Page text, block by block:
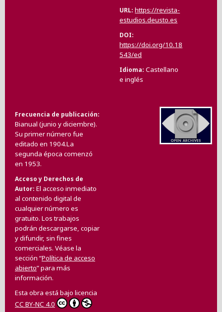
URL https://revista-
estudios.deusto.es
DOI
https://doi.org/10.18
543/ed
Idioma Castellano
e inglés
Frecuencia de publicación
Bianual (junio y diciembre).
Su primer número fue
editado en 1904.La
segunda época comenzó
en 1953.
Acceso y Derechos de
Autor El acceso inmediato
al contenido digital de
cualquier número es
gratuito. Los trabajos
podrán descargarse, copiar
y difundir, sin fines
comerciales. Véase la
sección “Política de acceso
abierto” para más
información.
Esta obra está bajo licencia
CC BY-NC 4.0